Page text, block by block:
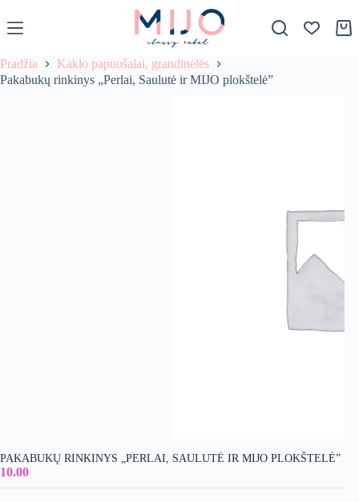
k
p
t
o
Pradžia
Kaklo papuošalai, grandinėlės
Pakabukų rinkinys „Perlai, Saulutė ir MIJO plokštelė”
PAKABUKŲ RINKINYS „PERLAI, SAULUTĖ IR MIJO PLOKŠTELĖ”
10.00